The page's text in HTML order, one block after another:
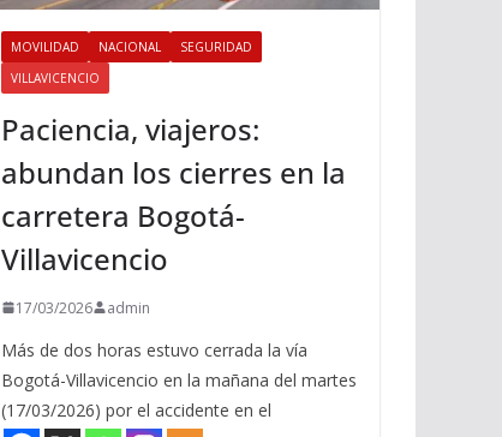
MOVILIDAD NACIONAL
SEGURIDAD
VILLAVICENCIO
Paciencia, viajeros:
abundan los cierres en la
carretera Bogotá-
Villavicencio
17/03/2026 admin
Más de dos horas estuvo cerrada la vía
Bogotá-Villavicencio en la mañana del martes
(17/03/2026) por el accidente en el